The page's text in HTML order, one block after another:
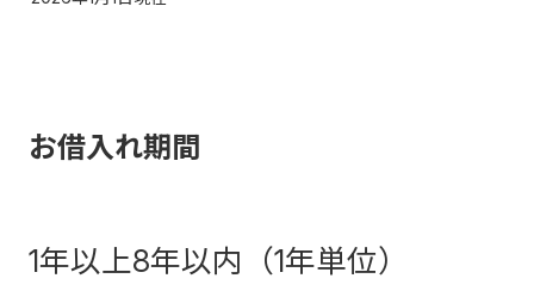
お借入れ期間
1年以上8年以内（1年単位）